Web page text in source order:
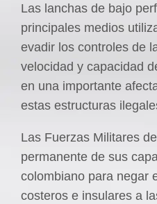
Las lanchas de bajo
principales medios
evadir los controles de
velocidad y capacidad
en una importante
estas estructuras
Las Fuerzas Militares
permanente de sus
colombiano para negar
costeros e insulares a